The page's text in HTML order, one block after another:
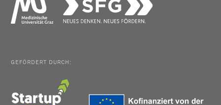
GEFÖRDERT DURCH: